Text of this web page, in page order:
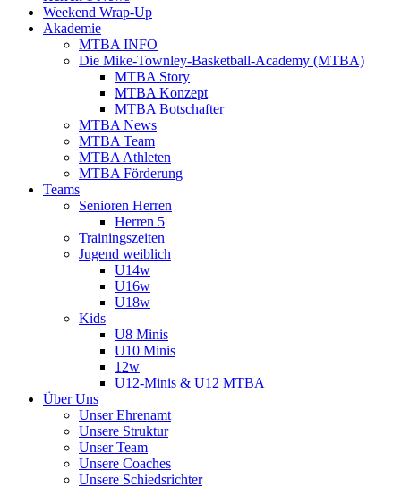
Weekend Wrap-Up
Akademie
MTBA INFO
Die Mike-Townley-Basketball-Academy (MTBA)
MTBA Story
MTBA Konzept
MTBA Botschafter
MTBA News
MTBA Team
MTBA Athleten
MTBA Förderung
Teams
Senioren Herren
Herren 5
Trainingszeiten
Jugend weiblich
U14w
U16w
U18w
Kids
U8 Minis
U10 Minis
12w
U12-Minis & U12 MTBA
Über Uns
Unser Ehrenamt
Unsere Struktur
Unser Team
Unsere Coaches
Unsere Schiedsrichter